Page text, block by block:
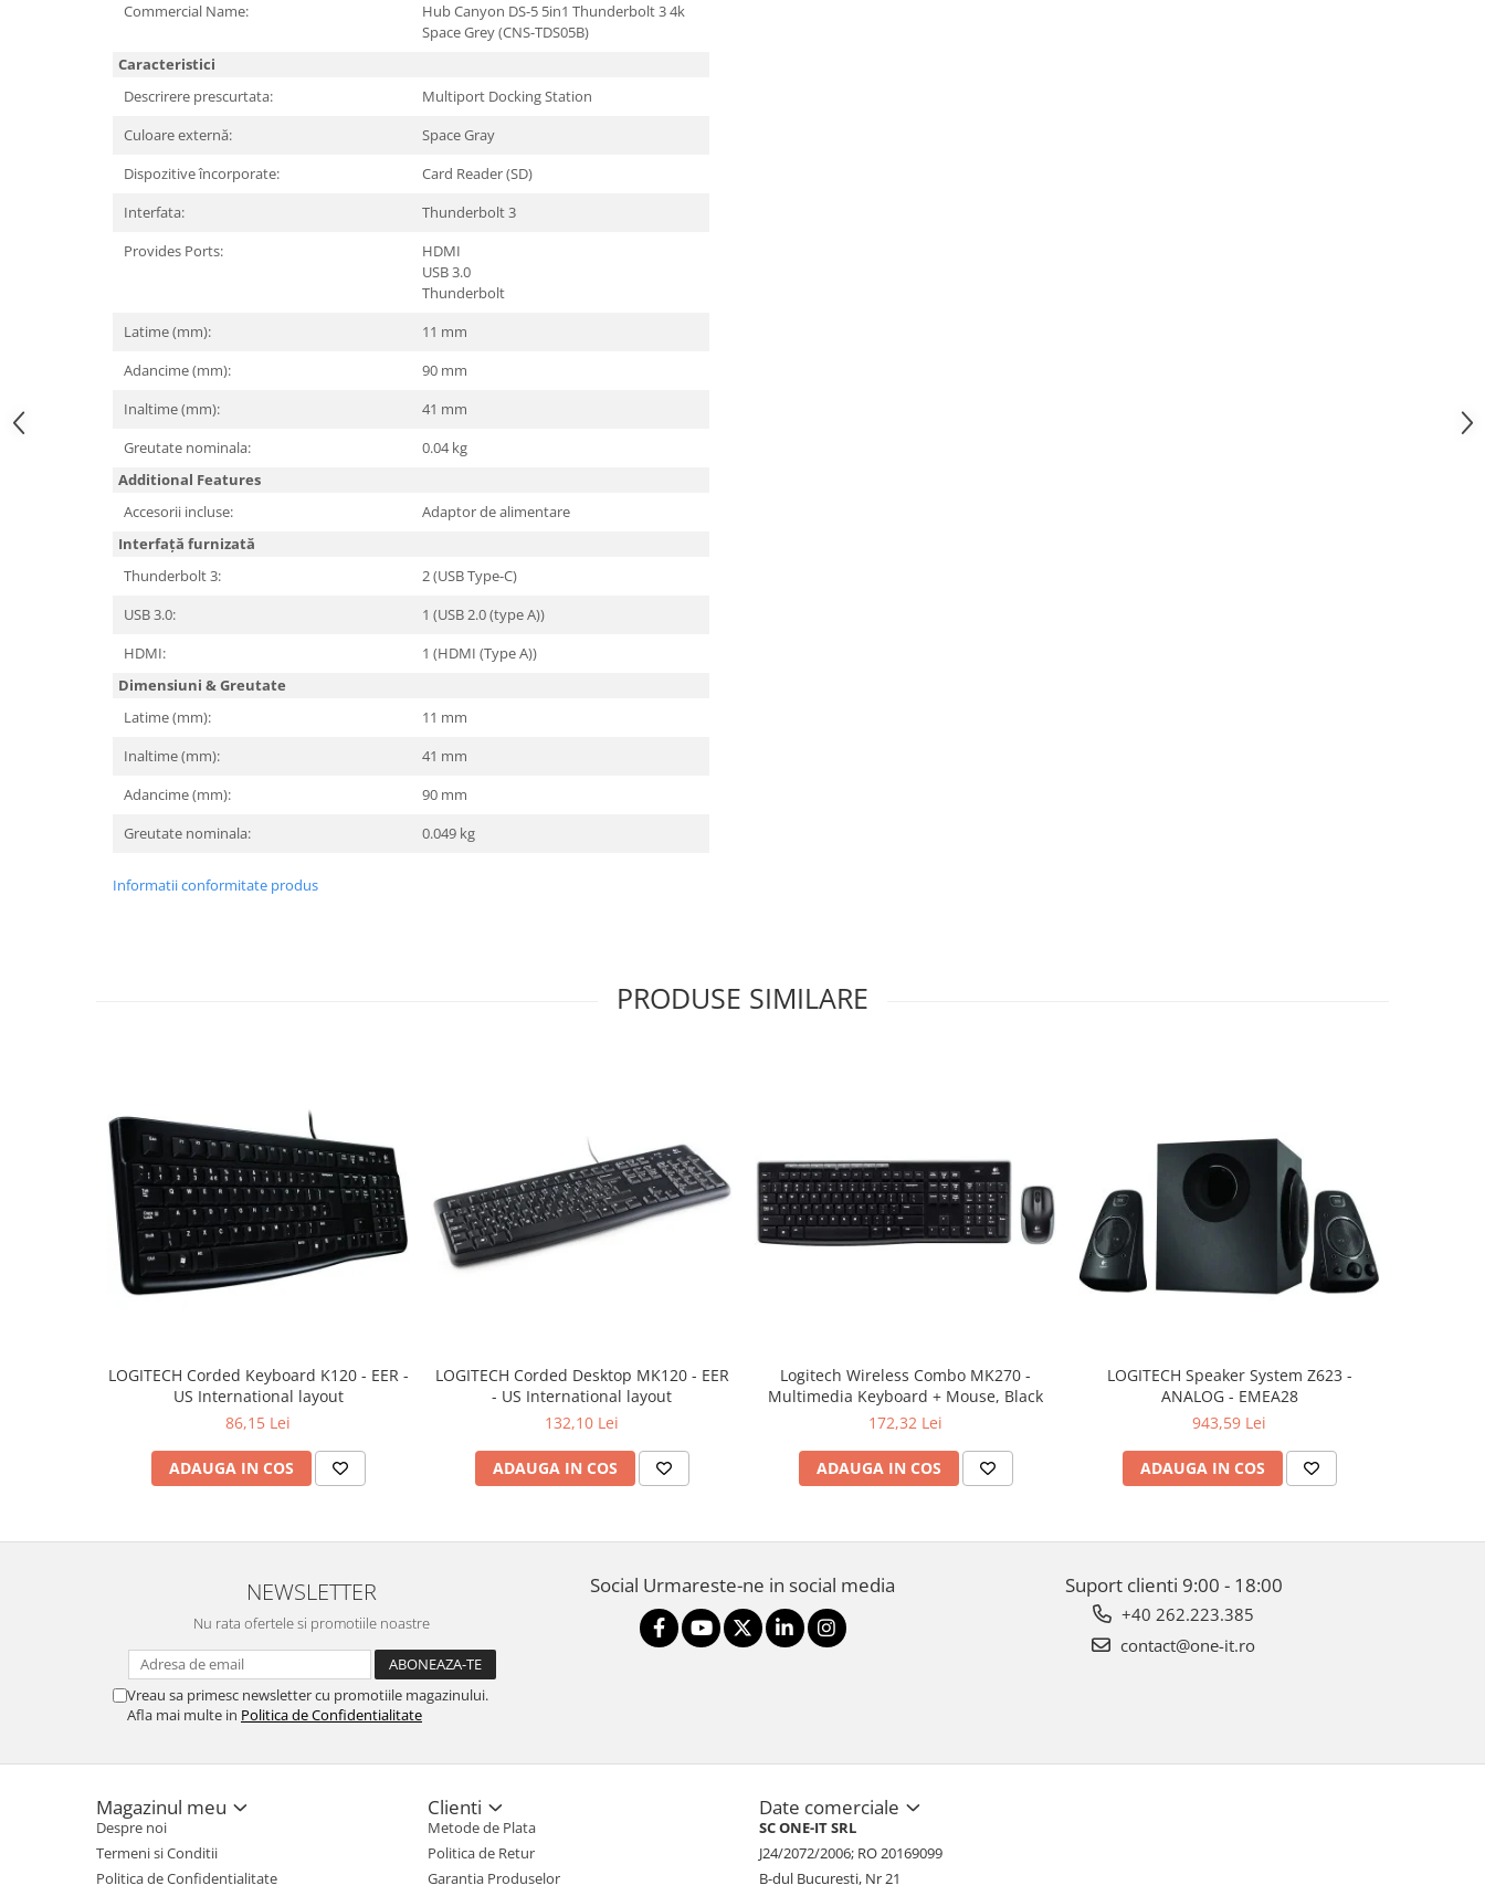
Hard Disc-uri
Retelistica & Supraveghere
Imprimante 3D
Cloud si Aplicatii SaaS
Sisteme Videoconferinta
Securitate Date
Commercial Name:
Hub Canyon DS-5 5in1 Thunderbolt 3 4k
Space Grey (CNS-TDS05B)
Caracteristici
Descrirere prescurtata:
Multiport Docking Station
Culoare externă:
Space Gray
Dispozitive încorporate:
Card Reader (SD)
Interfata:
Thunderbolt 3
Provides Ports:
HDMI
USB 3.0
Thunderbolt
Latime (mm):
11 mm
Adancime (mm):
90 mm
Inaltime (mm):
41 mm
Greutate nominala:
0.04 kg
Additional Features
Accesorii incluse:
Adaptor de alimentare
Interfață furnizată
Thunderbolt 3:
2 (USB Type-C)
USB 3.0:
1 (USB 2.0 (type A))
HDMI:
1 (HDMI (Type A))
Dimensiuni & Greutate
Latime (mm):
11 mm
Inaltime (mm):
41 mm
Adancime (mm):
90 mm
Greutate nominala:
0.049 kg
Informatii conformitate produs
PRODUSE SIMILARE
LOGITECH Corded Keyboard K120 - EER -
US International layout
86,15 Lei
ADAUGA IN COS
LOGITECH Corded Desktop MK120 - EER
- US International layout
132,10 Lei
ADAUGA IN COS
Logitech Wireless Combo MK270 -
Multimedia Keyboard + Mouse, Black
172,32 Lei
ADAUGA IN COS
LOGITECH Speaker System Z623 -
ANALOG - EMEA28
943,59 Lei
ADAUGA IN COS
NEWSLETTER
Nu rata ofertele si promotiile noastre
Vreau sa primesc newsletter cu promotiile magazinului.
Afla mai multe in Politica de Confidentialitate
Social Urmareste-ne in social media Suport clienti 9:00 - 18:00
+40 262.223.385
contact@one-it.ro
Magazinul meu
Despre noi
Termeni si Conditii
Politica de Confidentialitate
Clienti
Metode de Plata
Politica de Retur
Garantia Produselor
Date comerciale
SC ONE-IT SRL
J24/2072/2006; RO 20169099
B-dul Bucuresti, Nr 21